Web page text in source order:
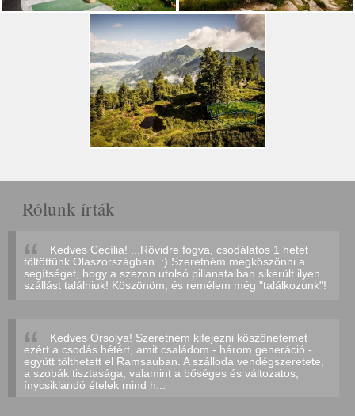
Rólunk írták
Kedves Cecília! ...Rövidre fogva, csodálatos 1 hetet
töltöttünk Olaszországban. :) Szeretném megköszönni a
segítséget, hogy a szezon utolsó pillanataiban sikerült ilyen
szállást találniuk! Köszönöm, és remélem még "találkozunk"!
Kedves Orsolya! Szeretném kifejezni köszönetemet
ezért a csodás hétért, amit családom - három generáció -
együtt tölthetett el Ramsauban. A szálloda vendégszeretete,
a szobák tisztasága, valamint a bőséges és változatos,
ínycsiklandó ételek mind h...